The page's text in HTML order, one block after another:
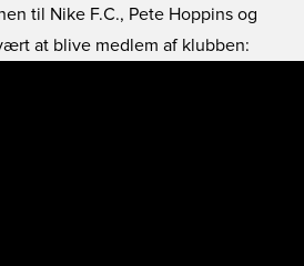
til Nike F.C., Pete Hoppins og
at blive medlem af klubben: